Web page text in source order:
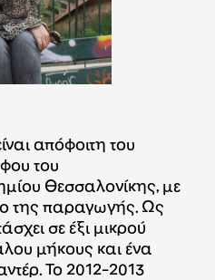
απόφοιτη του
του
Θεσσαλονίκης, με
της παραγωγής. Ως
σε έξι μικρού
μήκους και ένα
Το 2012-2013